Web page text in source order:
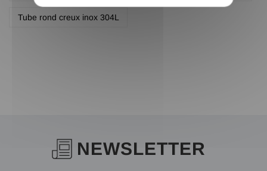
Tube rond creux inox 304L
NEWSLETTER